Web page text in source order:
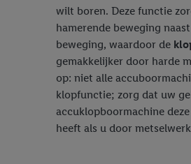
wilt boren. Deze functie
hamerende beweging
beweging, waardoor de
gemakkelijker door harde
op: niet alle
klopfunctie; zorg dat uw
accuklopboormachine
heeft als u door